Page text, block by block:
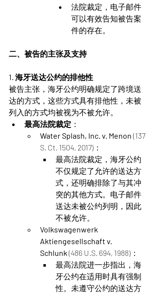
法院裁定，电子邮件
可以有效告知被告案
件的存在​。
二、被告的主张及支持
1. 海牙送达公约的排他性
被告主张，海牙公约明确规定了跨境送
达的方式，这些方式具有排他性，未被
列入的方式均被视为不被允许。
最高法院裁定 ：
Water Splash, Inc. v. Menon (137
S. Ct. 1504, 2017)：
最高法院裁定，海牙公约
不仅规定了允许的送达方
式，还明确排除了与其冲
突的其他方式。电子邮件
送达未被公约列明，因此
不被允许​​。
Volkswagenwerk
Aktiengesellschaft v.
Schlunk (486 U.S. 694, 1988)：
最高法院进一步指出，海
牙公约在适用时具有强制
性。未遵守公约的送达方